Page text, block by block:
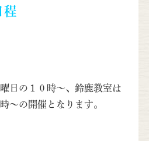
程
日の１０時〜、鈴鹿教室は
〜の開催となります。